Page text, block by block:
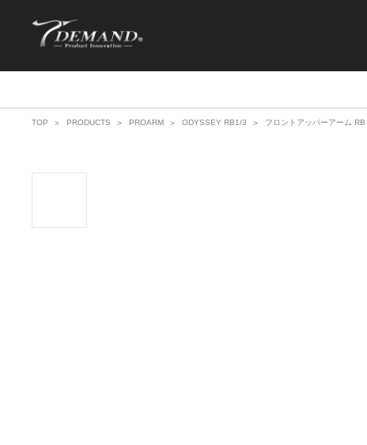
TOP PRODUCTS PROARM ODYSSEY RB1/3 フロントアッパーアーム RB